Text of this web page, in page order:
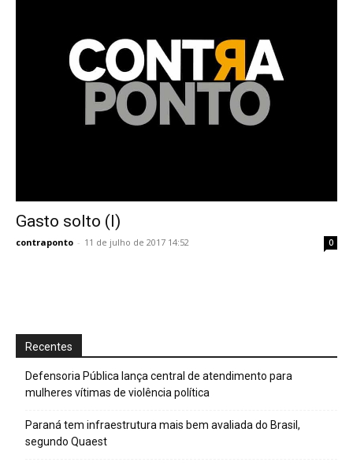
Gasto solto (I)
contraponto - 11 de julho de 2017 14:52 0
Recentes
Defensoria Pública lança central de atendimento para
mulheres vítimas de violência política
Paraná tem infraestrutura mais bem avaliada do Brasil,
segundo Quaest